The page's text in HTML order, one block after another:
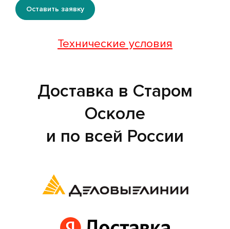
Оставить заявку
Технические условия
Доставка в Старом
Осколе
и по всей России